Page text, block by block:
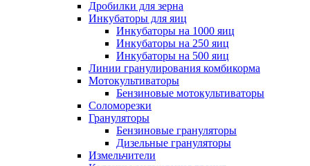
Дробилки для зерна
Инкубаторы для яиц
Инкубаторы на 1000 яиц
Инкубаторы на 250 яиц
Инкубаторы на 500 яиц
Линии гранулирования комбикорма
Мотокультиваторы
Бензиновые мотокультиваторы
Соломорезки
Грануляторы
Бензиновые грануляторы
Дизельные грануляторы
Измельчители